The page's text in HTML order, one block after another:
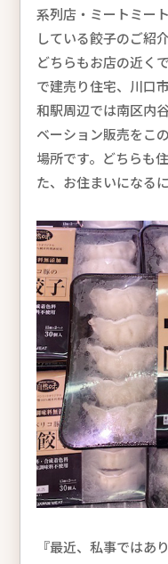
系列店・ミートミー
している餃子のご紹介
どちらもお店の近く
で建売り住宅、川口
和駅周辺では南区内
ベーション販売をこ
場所です。どちらも
た、お住まいになる
『最近、私事ではあ